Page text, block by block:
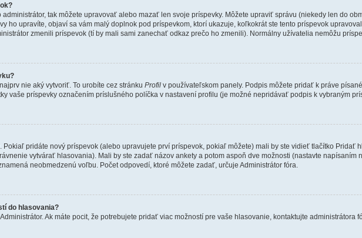
tak môžete upravovať alebo mazať len svoje príspevky. Môžete upraviť správu (niekedy len do
ho upravíte, objaví sa vám malý doplnok pod príspevkom, ktorí ukazuje, koľkokrát ste tento príspevok
zmenili príspevok (tí by mali sami zanechať odkaz prečo ho zmenili). Normálny užívatelia nemôžu
nie aký vytvoriť. To urobíte cez stránku Profil v používateľskom panely. Podpis môžete pridať k práve
vaše príspevky označením príslušného políčka v nastavení profilu (je možné nepridávať podpis k vybraným
pridáte nový príspevok (alebo upravujete prví príspevok, pokiaľ môžete) mali by ste vidieť tlačítko Pridať
vytvárať hlasovania). Mali by ste zadať názov ankety a potom aspoň dve možnosti (nastavte napísaním
neobmedzenú voľbu. Počet odpovedí, ktoré môžete zadať, určuje Administrátor fóra.
do hlasovania?
Ak máte pocit, že potrebujete pridať viac možností pre vaše hlasovanie, kontaktujte administrátora